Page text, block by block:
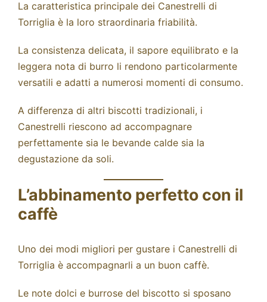
La caratteristica principale dei Canestrelli di
Torriglia è la loro straordinaria friabilità.
La consistenza delicata, il sapore equilibrato e la
leggera nota di burro li rendono particolarmente
versatili e adatti a numerosi momenti di consumo.
A differenza di altri biscotti tradizionali, i
Canestrelli riescono ad accompagnare
perfettamente sia le bevande calde sia la
degustazione da soli.
L’abbinamento perfetto con il
caffè
Uno dei modi migliori per gustare i Canestrelli di
Torriglia è accompagnarli a un buon caffè.
Le note dolci e burrose del biscotto si sposano